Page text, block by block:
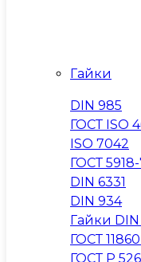
Гайки
DIN 985
ГОСТ ISO
ISO 7042
ГОСТ
DIN 6331
DIN 934
Гайки
ГОСТ
ГОСТ Р